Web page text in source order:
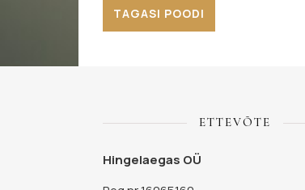
TAGASI POODI
ETTEVÕTE
Hingelaegas OÜ